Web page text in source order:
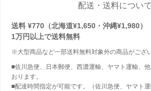
配送・送料について
送料 ¥770（北海道¥1,650・沖縄¥1,980）
1万円以上で送料無料
※大型商品など一部送料無料対象外の商品がござ
■佐川急便、日本郵便、西濃運輸、ヤマト運輸、
おります。
■配達時間指定が可能です。（佐川急便、ヤマト運